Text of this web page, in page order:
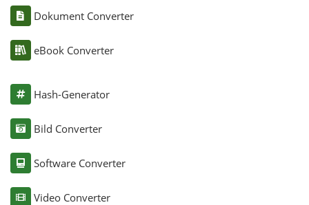
Dokument Converter
eBook Converter
Hash-Generator
Bild Converter
Software Converter
Video Converter